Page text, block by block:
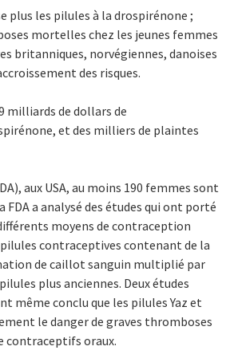
plus les pilules à la drospirénone ;
mortelles chez les jeunes femmes
britanniques, norvégiennes, danoises
des risques.
milliards de dollars de
et des milliers de plaintes
aux USA, au moins 190 femmes sont
FDA a analysé des études qui ont porté
moyens de contraception
pilules contraceptives contenant de la
de caillot sanguin multiplié par
plus anciennes. Deux études
même conclu que les pilules Yaz et
le danger de graves thromboses
contraceptifs oraux.